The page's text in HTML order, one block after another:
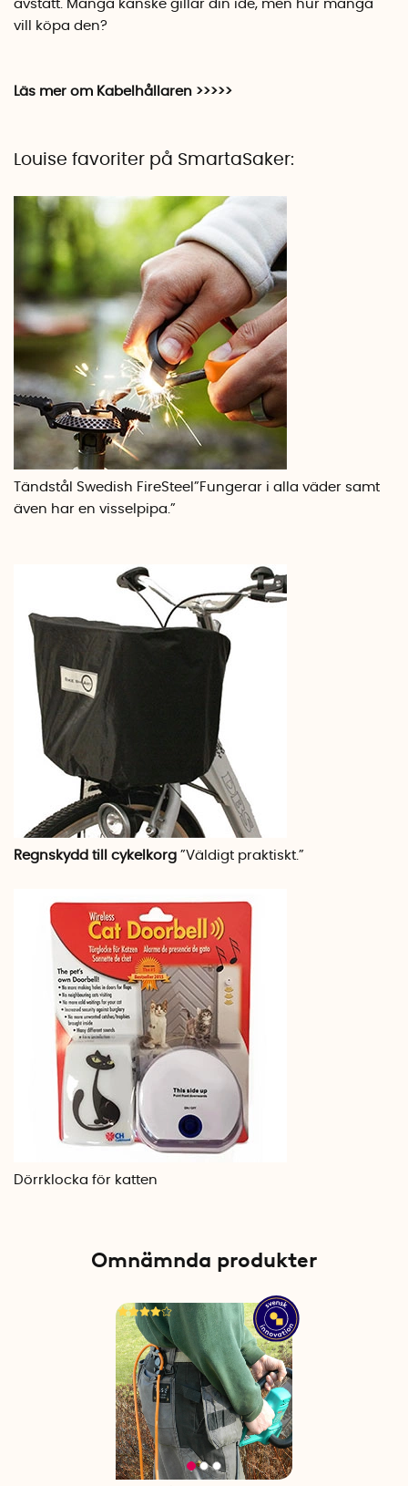
avstått. Många kanske gillar din idé, men hur många
vill köpa den?
Läs mer om Kabelhållaren >>>>>
Louise favoriter på SmartaSaker:
Tändstål Swedish FireSteel ”Fungerar i alla väder samt
även har en visselpipa.”
Regnskydd till cykelkorg ”Väldigt praktiskt.”
Dörrklocka för katten
Omnämnda produkter